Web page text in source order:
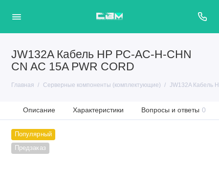
JW132A Кабель HP PC-AC-H-CHN
CN AC 15A PWR CORD
Главная Серверные компоненты (комплектующие) JW132A Кабель
Описание Характеристики Вопросы и ответы 0
Популярный
Предзаказ